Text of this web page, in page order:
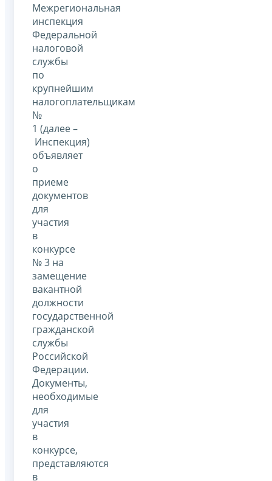
Межрегиональная
инспекция
Федеральной
налоговой
службы
по
крупнейшим
налогоплательщикам
№
1 (далее –
Инспекция)
объявляет
о
приеме
документов
для
участия
в
конкурсе
№ 3 на
замещение
вакантной
должности
государственной
гражданской
службы
Российской
Федерации.
Документы,
необходимые
для
участия
в
конкурсе,
представляются
в